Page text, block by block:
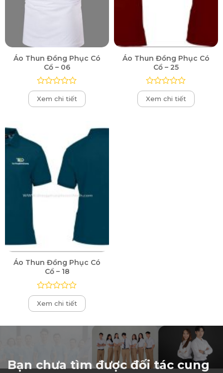
Áo Thun Đồng Phục Có
Cổ – 06
Được
xếp
hạng
Xem chi tiết
Áo Thun Đồng Phục Có
Cổ – 25
Được
xếp
hạng
Xem chi tiết
Áo Thun Đồng Phục Có
Cổ – 18
Được
xếp
hạng
Xem chi tiết
Bạn chưa tìm được đối tác cung